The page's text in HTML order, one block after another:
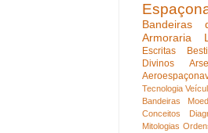
Bandeiras
Armoraria
Escritas
Divinos
Tecnologia
Bandeiras
Conceitos
Mitologias